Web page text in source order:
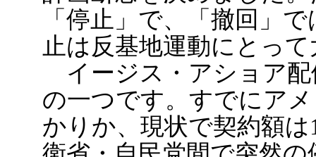
「停止」で、「撤回」
止は反基地運動にとっ
イージス・アショア配
の一つです。すでにア
かりか、現状で契約額